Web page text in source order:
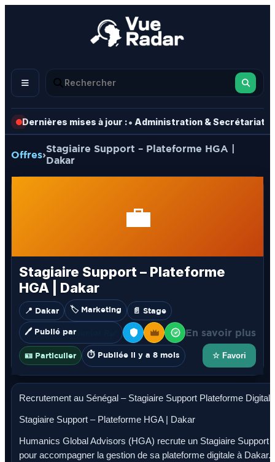
Dernières mises à jour :• Administration & Secrétariat
Offres›
Stagiaire Support – Plateforme HGA |
Dakar
💼
Stagiaire Support – Plateforme
HGA | Dakar
📍 Dakar 🏷️ Marketing 📄 Stage
🖊️ Publié par En savoir plus
🪪 Particulier ⏱️ Publiée il y a 8 mois ☆ Favori
Recrutement au Sénégal – Stagiaire Support Plateforme Digitale
Stagiaire Support – Plateforme HGA | Dakar
Humanics Global Advisors (HGA) recrute un Stagiaire Support
pour accompagner la gestion de sa plateforme digitale à Dakar.